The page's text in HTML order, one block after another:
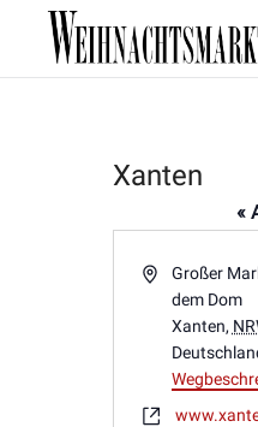
Xanten
«
Adresse
Großer
dem Dom
Xanten,
Webseite